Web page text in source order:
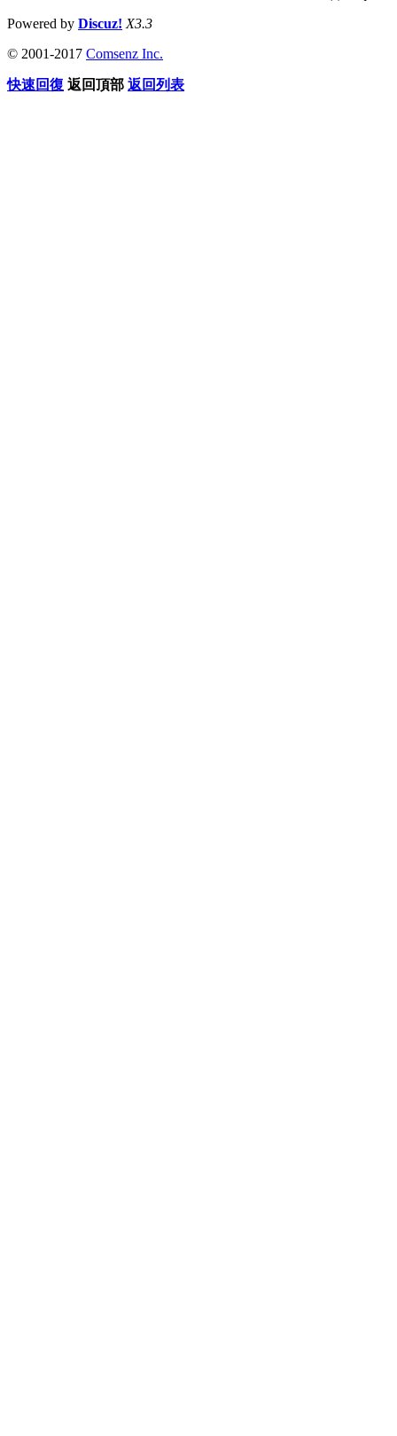
Powered by Discuz! X3.3
© 2001-2017 Comsenz Inc.
快速回復 返回頂部 返回列表